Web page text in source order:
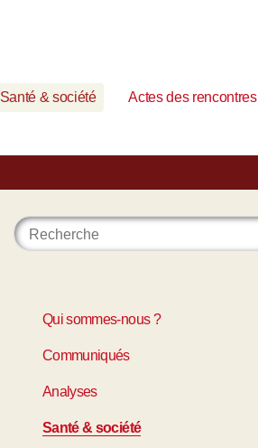
Santé & société Actes des rencontres
Qui sommes-nous ?
Communiqués
Analyses
Santé & société